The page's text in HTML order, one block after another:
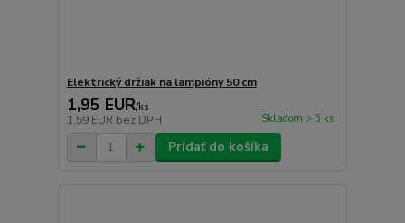
Elektrický držiak na lampióny 50 cm
1,95 EUR/ks
1,59 EUR bez DPH Skladom > 5 ks
Pridať do košíka